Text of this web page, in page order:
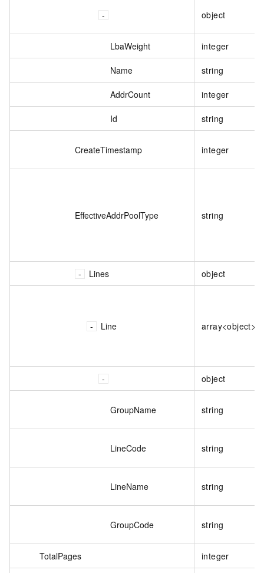
object
LbaWeight integer
Name string
AddrCount integer
Id string
CreateTimestamp integer
EffectiveAddrPoolType string
Lines object
Line array<object>
object
GroupName string
LineCode string
LineName string
GroupCode string
TotalPages integer